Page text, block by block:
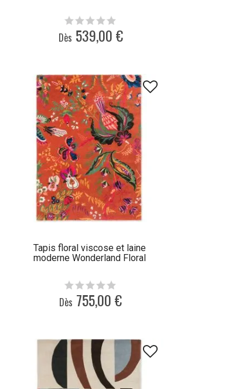
Dès 539,00 €
Tapis floral viscose et laine
moderne Wonderland Floral
Dès 755,00 €